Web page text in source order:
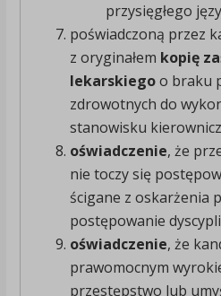
przysięgłego
poświadczoną przez
z oryginałem kopię
lekarskiegoo braku
zdrowotnych do
stanowisku
oświadczenie, że
nie toczy się
ścigane z oskarżenia
postępowanie
oświadczenie, że
prawomocnym
przestępstwo lub